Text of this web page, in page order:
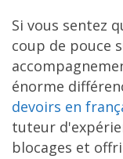
Si vous sentez
coup de pouce
énorme
devoirs en
tuteur
blocages et